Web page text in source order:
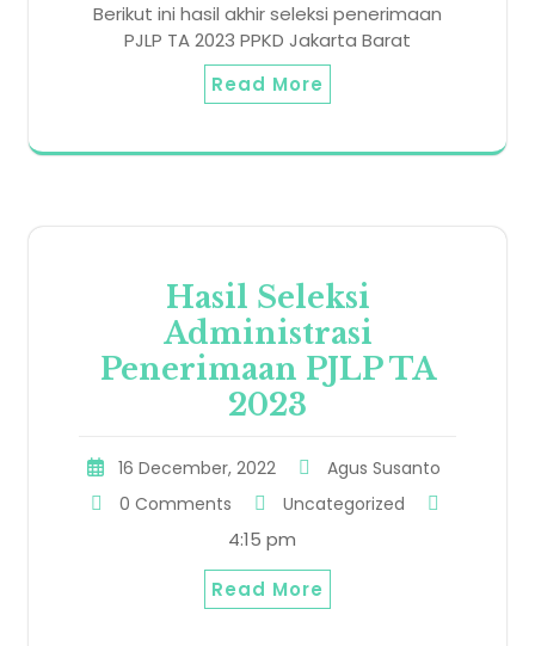
Berikut ini hasil akhir seleksi penerimaan
PJLP TA 2023 PPKD Jakarta Barat
Read More
Hasil Seleksi
Administrasi
Penerimaan PJLP TA
2023
16 December, 2022
Agus Susanto
0 Comments
Uncategorized
4:15 pm
Read More